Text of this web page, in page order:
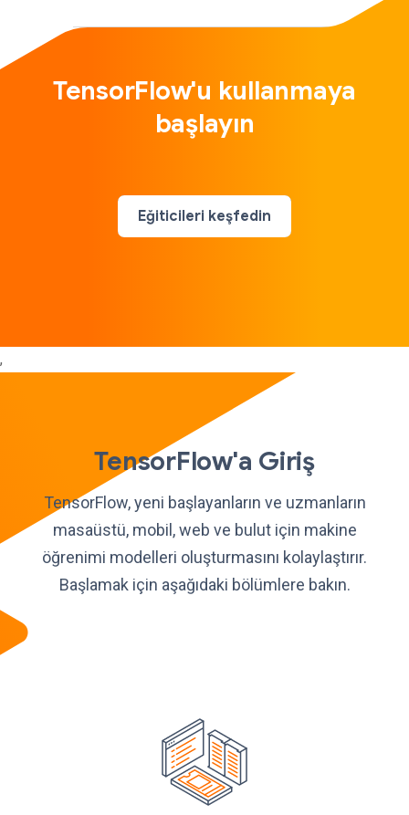
TensorFlow'u kullanmaya
başlayın
Eğiticileri keşfedin
,
TensorFlow'a Giriş
TensorFlow, yeni başlayanların ve uzmanların
masaüstü, mobil, web ve bulut için makine
öğrenimi modelleri oluşturmasını kolaylaştırır.
Başlamak için aşağıdaki bölümlere bakın.